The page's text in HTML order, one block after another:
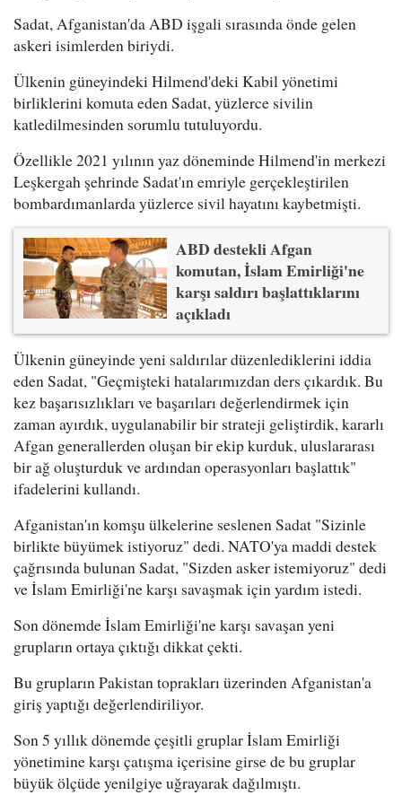
Sadat, Afganistan'da ABD işgali sırasında önde gelen
askeri isimlerden biriydi.
Ülkenin güneyindeki Hilmend'deki Kabil yönetimi
birliklerini komuta eden Sadat, yüzlerce sivilin
katledilmesinden sorumlu tutuluyordu.
Özellikle 2021 yılının yaz döneminde Hilmend'in merkezi
Leşkergah şehrinde Sadat'ın emriyle gerçekleştirilen
bombardımanlarda yüzlerce sivil hayatını kaybetmişti.
ABD destekli Afgan
komutan, İslam Emirliği'ne
karşı saldırı başlattıklarını
açıkladı
Ülkenin güneyinde yeni saldırılar düzenlediklerini iddia
eden Sadat, "Geçmişteki hatalarımızdan ders çıkardık. Bu
kez başarısızlıkları ve başarıları değerlendirmek için
zaman ayırdık, uygulanabilir bir strateji geliştirdik, kararlı
Afgan generallerden oluşan bir ekip kurduk, uluslararası
bir ağ oluşturduk ve ardından operasyonları başlattık"
ifadelerini kullandı.
Afganistan'ın komşu ülkelerine seslenen Sadat "Sizinle
birlikte büyümek istiyoruz" dedi. NATO'ya maddi destek
çağrısında bulunan Sadat, "Sizden asker istemiyoruz" dedi
ve İslam Emirliği'ne karşı savaşmak için yardım istedi.
Son dönemde İslam Emirliği'ne karşı savaşan yeni
grupların ortaya çıktığı dikkat çekti.
Bu grupların Pakistan toprakları üzerinden Afganistan'a
giriş yaptığı değerlendiriliyor.
Son 5 yıllık dönemde çeşitli gruplar İslam Emirliği
yönetimine karşı çatışma içerisine girse de bu gruplar
büyük ölçüde yenilgiye uğrayarak dağılmıştı.